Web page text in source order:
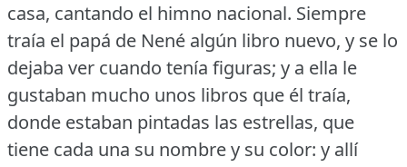
casa, cantando el himno nacional. Siempre
traía el papá de Nené algún libro nuevo, y se lo
dejaba ver cuando tenía figuras; y a ella le
gustaban mucho unos libros que él traía,
donde estaban pintadas las estrellas, que
tiene cada una su nombre y su color: y allí